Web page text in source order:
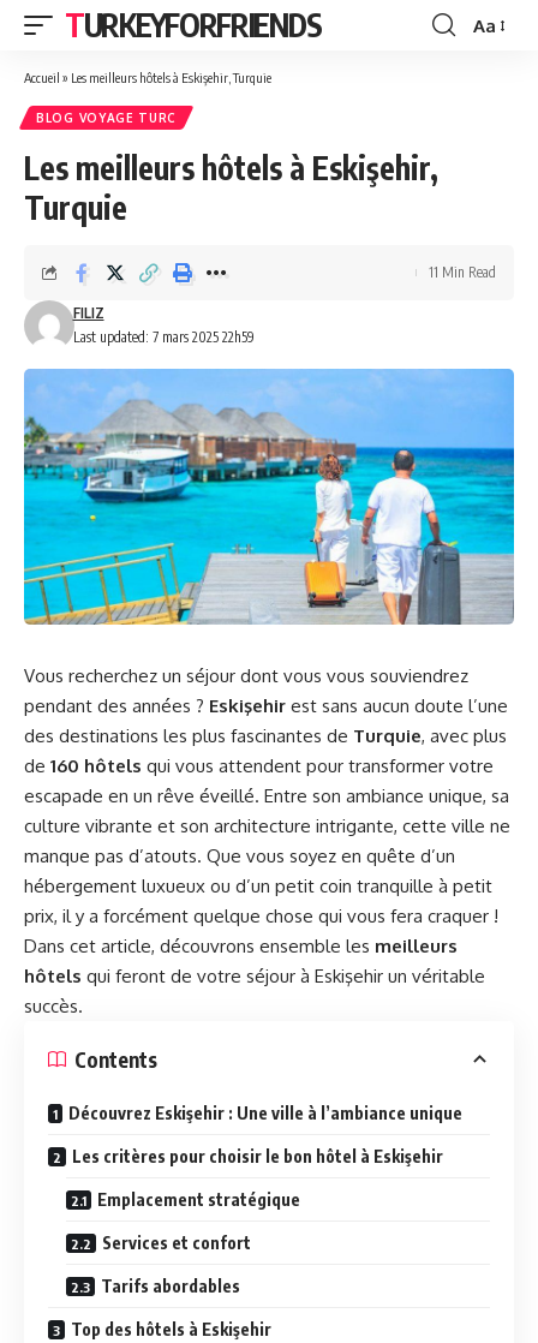
TURKEYFORFRIENDS
Font
Aa
Accueil » Les meilleurs hôtels à Eskişehir, Turquie
BLOG VOYAGE TURC
Les meilleurs hôtels à Eskişehir,
Turquie
Last updated: 7 mars 2025 22h59
FILIZ
11 Min Read
Vous recherchez un séjour dont vous vous souviendrez
pendant des années ? Eskişehir est sans aucun doute l’une
des destinations les plus fascinantes de Turquie, avec plus
de 160 hôtels qui vous attendent pour transformer votre
escapade en un rêve éveillé. Entre son ambiance unique, sa
culture vibrante et son architecture intrigante, cette ville ne
manque pas d’atouts. Que vous soyez en quête d’un
hébergement luxueux ou d’un petit coin tranquille à petit
prix, il y a forcément quelque chose qui vous fera craquer !
Dans cet article, découvrons ensemble les meilleurs
hôtels qui feront de votre séjour à Eskişehir un véritable
succès.
Contents
Découvrez Eskişehir : Une ville à l’ambiance unique
Les critères pour choisir le bon hôtel à Eskişehir
Emplacement stratégique
Services et confort
Tarifs abordables
Top des hôtels à Eskişehir